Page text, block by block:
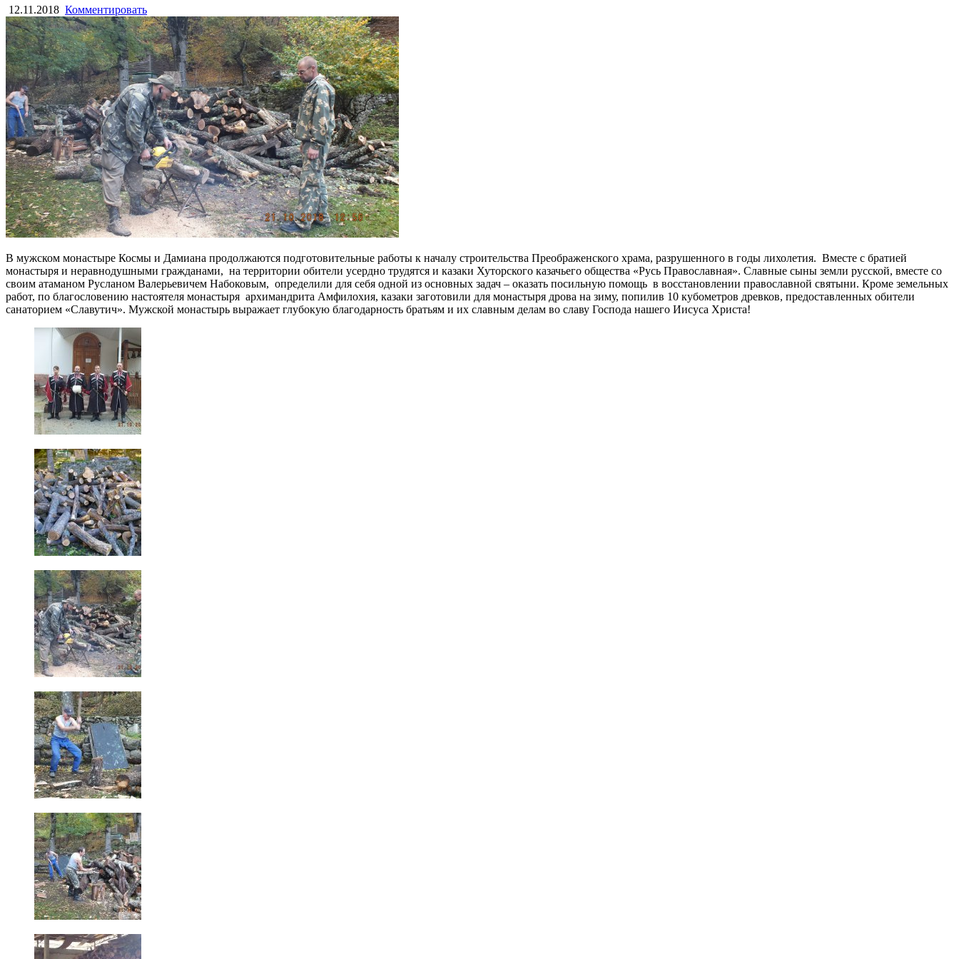
12.11.2018 Комментировать
В мужском монастыре Космы и Дамиана продолжаются подготовительные работы к началу строительства Преображенского храма, разрушенного в годы лихолетия. Вместе с братией
монастыря и неравнодушными гражданами, на территории обители усердно трудятся и казаки Хуторского казачьего общества «Русь Православная». Славные сыны земли русской, вместе со
своим атаманом Русланом Валерьевичем Набоковым, определили для себя одной из основных задач – оказать посильную помощь в восстановлении православной святыни. Кроме земельных
работ, по благословению настоятеля монастыря архимандрита Амфилохия, казаки заготовили для монастыря дрова на зиму, попилив 10 кубометров древков, предоставленных обители
санаторием «Славутич». Мужской монастырь выражает глубокую благодарность братьям и их славным делам во славу Господа нашего Иисуса Христа!